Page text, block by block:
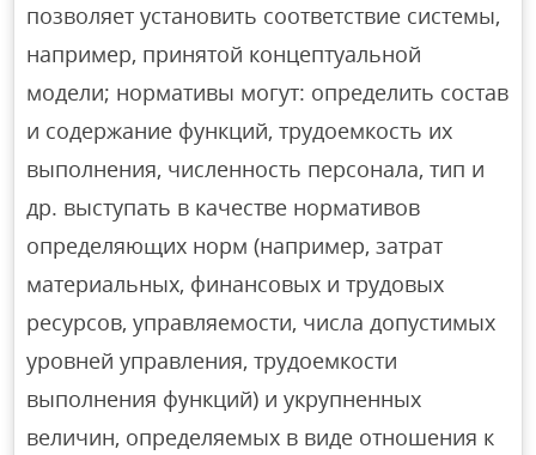
позволяет установить соответствие системы,
например, принятой концептуальной
модели; нормативы могут: определить состав
и содержание функций, трудоемкость их
выполнения, численность персонала, тип и
др. выступать в качестве нормативов
определяющих норм (например, затрат
материальных, финансовых и трудовых
ресурсов, управляемости, числа допустимых
уровней управления, трудоемкости
выполнения функций) и укрупненных
величин, определяемых в виде отношения к